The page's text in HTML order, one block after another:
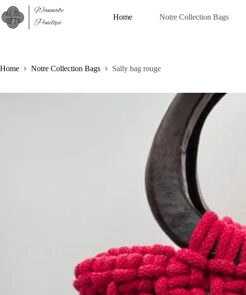
to
content
Home Notre Collection Bags
Home Notre Collection Bags Sally bag rouge